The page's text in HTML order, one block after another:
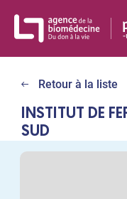
Retour à la liste
INSTITUT DE
SUD